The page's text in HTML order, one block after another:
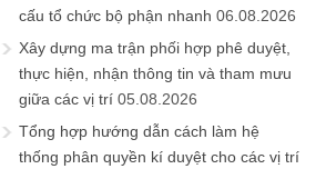
cấu tổ chức bộ phận nhanh 06.08.2026
Xây dựng ma trận phối hợp phê duyệt,
thực hiện, nhận thông tin và tham mưu
giữa các vị trí 05.08.2026
Tổng hợp hướng dẫn cách làm hệ
thống phân quyền kí duyệt cho các vị trí